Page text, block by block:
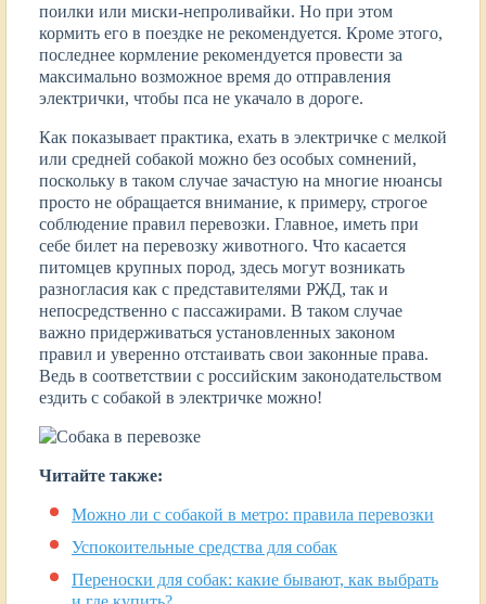
поилки или миски-непроливайки. Но при этом
кормить его в поездке не рекомендуется. Кроме этого,
последнее кормление рекомендуется провести за
максимально возможное время до отправления
электрички, чтобы пса не укачало в дороге.
Как показывает практика, ехать в электричке с мелкой
или средней собакой можно без особых сомнений,
поскольку в таком случае зачастую на многие нюансы
просто не обращается внимание, к примеру, строгое
соблюдение правил перевозки. Главное, иметь при
себе билет на перевозку животного. Что касается
питомцев крупных пород, здесь могут возникать
разногласия как с представителями РЖД, так и
непосредственно с пассажирами. В таком случае
важно придерживаться установленных законом
правил и уверенно отстаивать свои законные права.
Ведь в соответствии с российским законодательством
ездить с собакой в электричке можно!
Читайте также:
Можно ли с собакой в метро: правила перевозки
Успокоительные средства для собак
Переноски для собак: какие бывают, как выбрать